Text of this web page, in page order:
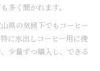
多く聞かれます。
県の気候下でもコーヒー
に水出しコーヒー用に挽
少量ずつ購入し、できる